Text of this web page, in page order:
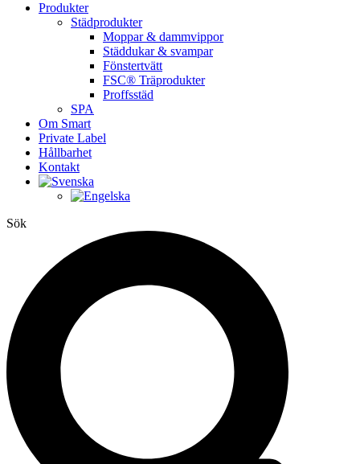
Produkter
Städprodukter
Moppar & dammvippor
Städdukar & svampar
Fönstertvätt
FSC® Träprodukter
Proffsstäd
SPA
Om Smart
Private Label
Hållbarhet
Kontakt
Sök